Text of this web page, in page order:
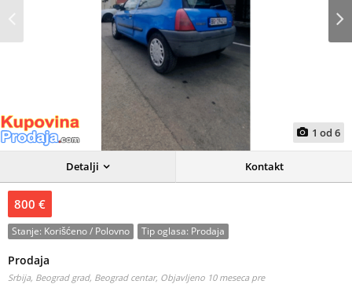
1 od 6
Detalji Kontakt
800 €
Stanje: Korišćeno / Polovno Tip oglasa: Prodaja
Prodaja
Srbija, Beograd grad, Beograd centar, Objavljeno 10 meseca pre